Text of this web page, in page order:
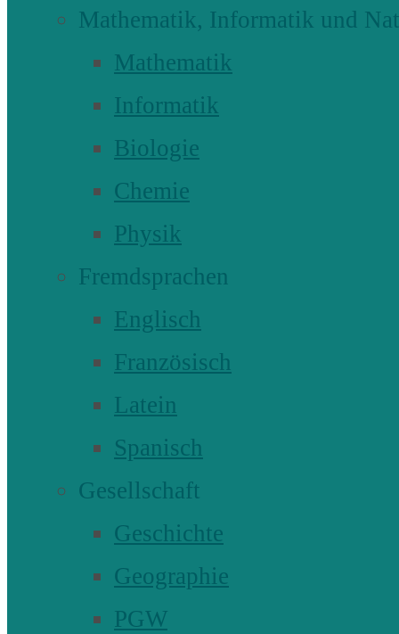
Mathematik, Informatik und
Mathematik
Informatik
Biologie
Chemie
Physik
Fremdsprachen
Englisch
Französisch
Latein
Spanisch
Gesellschaft
Geschichte
Geographie
PGW